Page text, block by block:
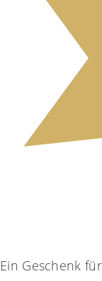
Ein Geschenk